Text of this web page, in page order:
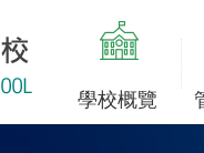
學校概覽